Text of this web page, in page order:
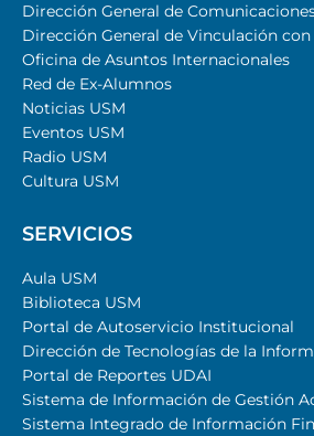
Dirección General de
Dirección General de Vinculación
Oficina de Asuntos Internacionales
Red de Ex-Alumnos
Noticias USM
Eventos USM
Radio USM
Cultura USM
SERVICIOS
Aula USM
Biblioteca USM
Portal de Autoservicio Institucional
Dirección de Tecnologías de la
Portal de Reportes UDAI
Sistema de Información de Gestión
Sistema Integrado de Información